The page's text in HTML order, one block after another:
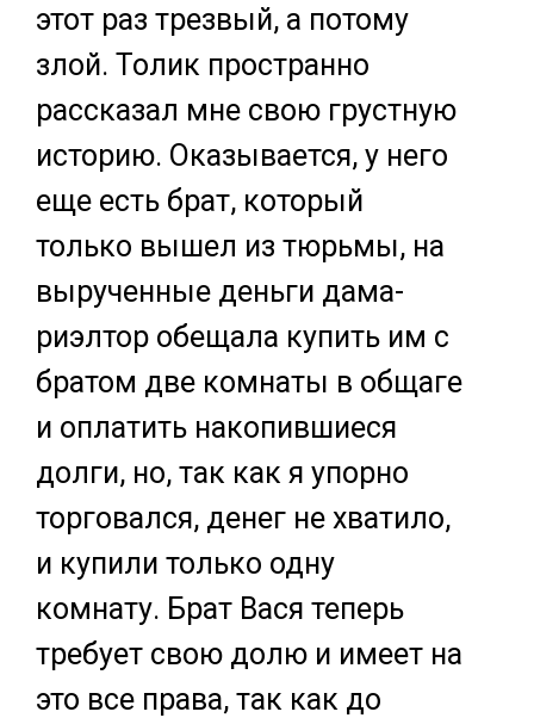
этот раз трезвый, а потому
злой. Толик пространно
рассказал мне свою грустную
историю. Оказывается, у него
еще есть брат, который
только вышел из тюрьмы, на
вырученные деньги дама-
риэлтор обещала купить им с
братом две комнаты в общаге
и оплатить накопившиеся
долги, но, так как я упорно
торговался, денег не хватило,
и купили только одну
комнату. Брат Вася теперь
требует свою долю и имеет на
это все права, так как до